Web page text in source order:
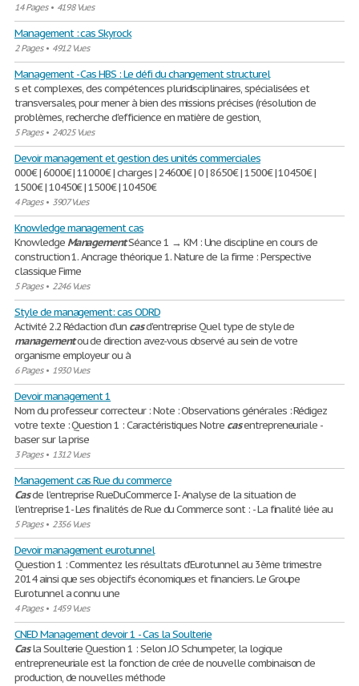
14 Pages• 4198 Vues
Management : cas Skyrock
2 Pages• 4912 Vues
Management - Cas HBS : Le défi du changement structurel
s et complexes, des compétences pluridisciplinaires, spécialisées et
transversales, pour mener à bien des missions précises (résolution de
problèmes, recherche d'efficience en matière de gestion,
5 Pages• 24025 Vues
Devoir management et gestion des unités commerciales
000€ | 6000€ | 11000€ | charges | 24600€ | 0 | 8650€ | 1500€ | 10450€ |
1500€ | 10450€ | 1500€ | 10450€
4 Pages• 3907 Vues
Knowledge management cas
Knowledge ManagementSéance 1 → KM : Une discipline en cours de
construction 1. Ancrage théorique 1. Nature de la firme : Perspective
classique Firme
5 Pages• 2246 Vues
Style de management: cas ODRD
Activité 2.2 Rédaction d'un casd'entreprise Quel type de style de
managementou de direction avez-vous observé au sein de votre
organisme employeur ou à
6 Pages• 1930 Vues
Devoir management 1
Nom du professeur correcteur : Note : Observations générales : Rédigez
votre texte : Question 1 : Caractéristiques Notre casentrepreneuriale -
baser sur la prise
3 Pages• 1312 Vues
Management cas Rue du commerce
Casde l’entreprise RueDuCommerce I- Analyse de la situation de
l’entreprise 1- Les finalités de Rue du Commerce sont : - La finalité liée au
5 Pages• 2356 Vues
Devoir management eurotunnel
Question 1 : Commentez les résultats d’Eurotunnel au 3ème trimestre
2014 ainsi que ses objectifs économiques et financiers. Le Groupe
Eurotunnel a connu une
4 Pages• 1459 Vues
CNED Management devoir 1 - Cas la Soulterie
Casla Soulterie Question 1 : Selon J.O Schumpeter, la logique
entrepreneuriale est la fonction de crée de nouvelle combinaison de
production, de nouvelles méthode